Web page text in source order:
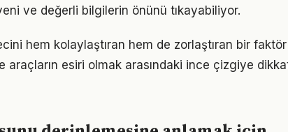
ve değerli bilgilerin önünü tıkayabiliyor.
hem kolaylaştıran hem de zorlaştıran bir
araçların esiri olmak arasındaki ince çizgiye